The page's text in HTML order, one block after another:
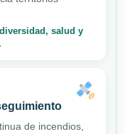
salud y
de incendios,